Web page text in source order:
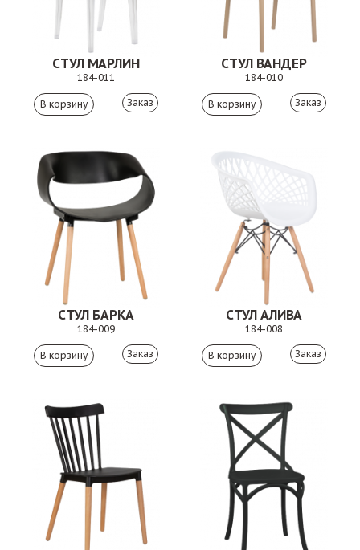
СТУЛ МАРЛИН
184-011
Заказ
СТУЛ ВАНДЕР
184-010
Заказ
СТУЛ БАРКА
184-009
Заказ
СТУЛ АЛИВА
184-008
Заказ